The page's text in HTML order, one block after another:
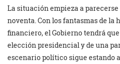
La situación empieza a parecerse
noventa. Con los fantasmas de
financiero, el Gobierno tendrá
elección presidencial y de una
escenario político sigue estando